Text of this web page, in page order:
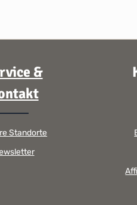
&
Standorte